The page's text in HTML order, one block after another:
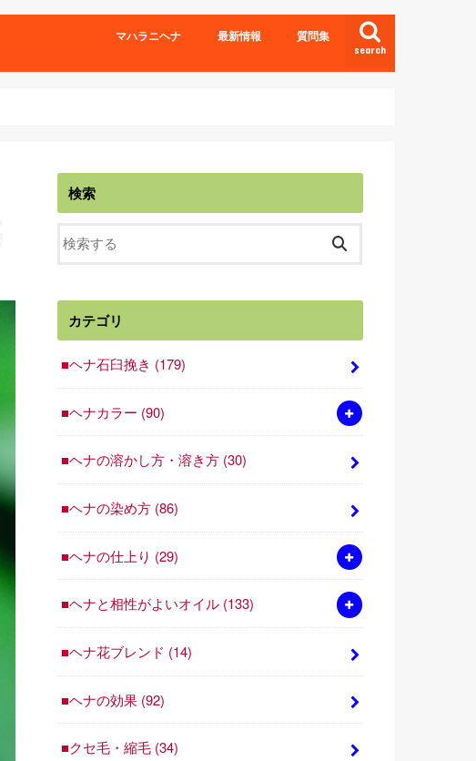
search
マハラニヘナ 最新情報 質問集
検索
カテゴリ
■ヘナ石臼挽き (179)
■ヘナカラー (90)
■ヘナの溶かし方・溶き方 (30)
■ヘナの染め方 (86)
■ヘナの仕上り (29)
■ヘナと相性がよいオイル (133)
■ヘナ花ブレンド (14)
■ヘナの効果 (92)
■クセ毛・縮毛 (34)